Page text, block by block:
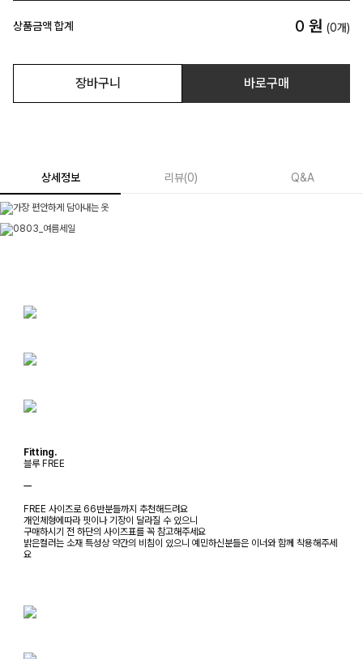
상품금액 합계 0 원 (0개)
장바구니 바로구매
상세정보 리뷰(0) Q&A
Fitting.
블루 FREE
ㅡ
FREE 사이즈로 66반분들까지 추천해드려요
개인체형에따라 핏이나 기장이 달라질 수 있으니
구매하시기 전 하단의 사이즈표를 꼭 참고해주세요
밝은컬러는 소재 특성상 약간의 비침이 있으니 예민하신분들은 이너와 함께 착용해주세
요